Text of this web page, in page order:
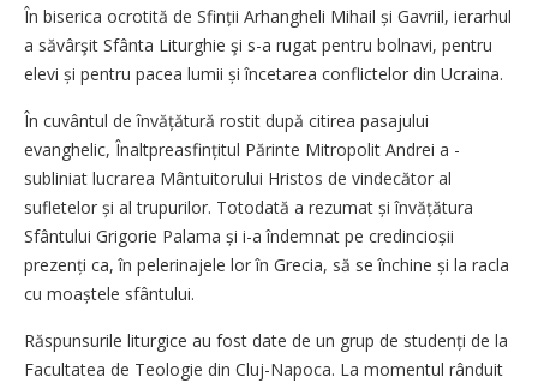
În biserica ocrotită de Sfinții Arhangheli Mihail și Gavriil, ierarhul
a săvârşit Sfânta Liturghie şi s-a rugat pentru bolnavi, pentru
elevi și pentru pacea lumii și încetarea conflictelor din Ucraina.
În cuvântul de învățătură rostit după citirea pasajului
evanghelic, Înaltprea­sfințitul Părinte Mitropolit Andrei a ­
subliniat lucrarea Mântuitorului Hristos de vindecător al
sufletelor și al trupurilor. Totodată a rezumat și învățătura
Sfântului Grigorie Palama și i-a îndemnat pe credincioșii
prezenți ca, în pelerinajele lor în Grecia, să se închine și la racla
cu moaștele sfântului.
Răspunsurile liturgice au fost date de un grup de studenți de la
Facultatea de Teologie din Cluj-Napoca. La momentul rânduit